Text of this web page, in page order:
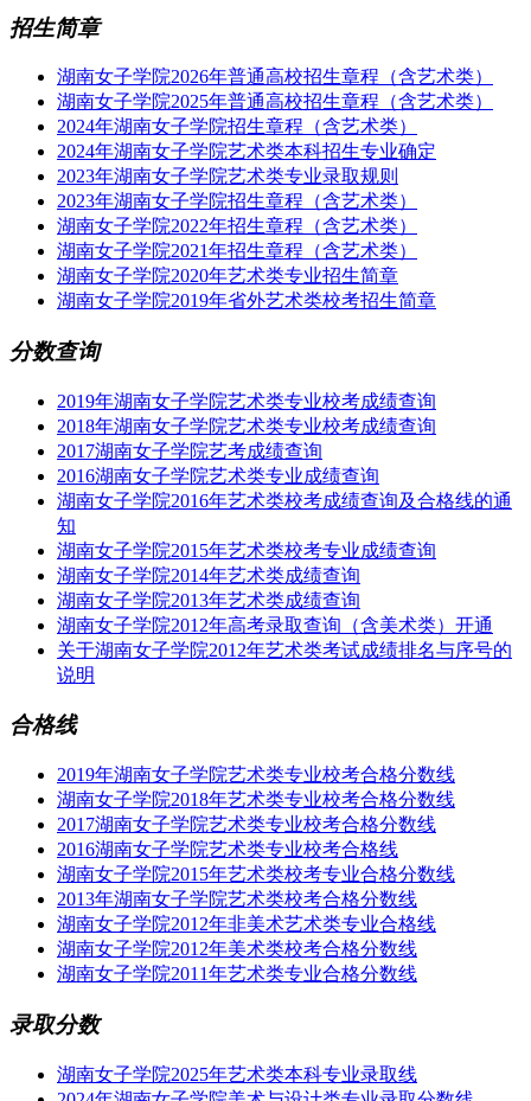
招生简章
湖南女子学院2026年普通高校招生章程（含艺术类）
湖南女子学院2025年普通高校招生章程（含艺术类）
2024年湖南女子学院招生章程（含艺术类）
2024年湖南女子学院艺术类本科招生专业确定
2023年湖南女子学院艺术类专业录取规则
2023年湖南女子学院招生章程（含艺术类）
湖南女子学院2022年招生章程（含艺术类）
湖南女子学院2021年招生章程（含艺术类）
湖南女子学院2020年艺术类专业招生简章
湖南女子学院2019年省外艺术类校考招生简章
分数查询
2019年湖南女子学院艺术类专业校考成绩查询
2018年湖南女子学院艺术类专业校考成绩查询
2017湖南女子学院艺考成绩查询
2016湖南女子学院艺术类专业成绩查询
湖南女子学院2016年艺术类校考成绩查询及合格线的通
知
湖南女子学院2015年艺术类校考专业成绩查询
湖南女子学院2014年艺术类成绩查询
湖南女子学院2013年艺术类成绩查询
湖南女子学院2012年高考录取查询（含美术类）开通
关于湖南女子学院2012年艺术类考试成绩排名与序号的
说明
合格线
2019年湖南女子学院艺术类专业校考合格分数线
湖南女子学院2018年艺术类专业校考合格分数线
2017湖南女子学院艺术类专业校考合格分数线
2016湖南女子学院艺术类专业校考合格线
湖南女子学院2015年艺术类校考专业合格分数线
2013年湖南女子学院艺术类校考合格分数线
湖南女子学院2012年非美术艺术类专业合格线
湖南女子学院2012年美术类校考合格分数线
湖南女子学院2011年艺术类专业合格分数线
录取分数
湖南女子学院2025年艺术类本科专业录取线